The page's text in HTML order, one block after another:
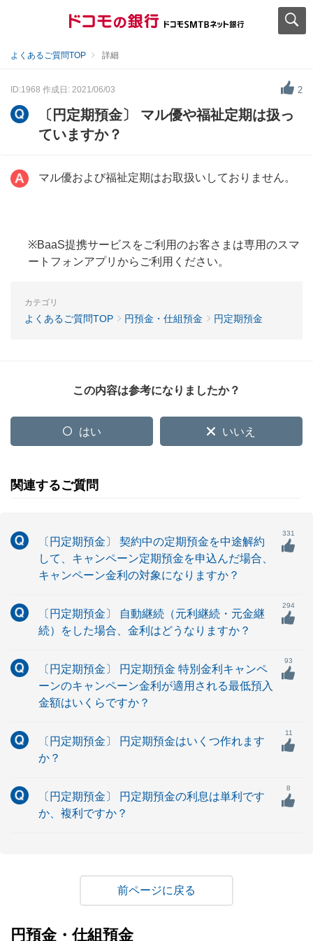
よくあるご質問TOP 詳細
ID:1968 作成日: 2021/06/03 2
〔円定期預金〕 マル優や福祉定期は扱っ
ていますか？
マル優および福祉定期はお取扱いしておりません。
※BaaS提携サービスをご利用のお客さまは専用のスマ
ートフォンアプリからご利用ください。
カテゴリ
よくあるご質問TOP 円預金・仕組預金 円定期預金
この内容は参考になりましたか？
はい いいえ
関連するご質問
〔円定期預金〕 契約中の定期預金を中途解約
して、キャンペーン定期預金を申込んだ場合、
キャンペーン金利の対象になりますか？
331
〔円定期預金〕 自動継続（元利継続・元金継
続）をした場合、金利はどうなりますか？
294
〔円定期預金〕 円定期預金 特別金利キャンペ
ーンのキャンペーン金利が適用される最低預入
金額はいくらですか？
93
〔円定期預金〕 円定期預金はいくつ作れます
か？
11
〔円定期預金〕 円定期預金の利息は単利です
か、複利ですか？
8
戻る
円預金・仕組預金